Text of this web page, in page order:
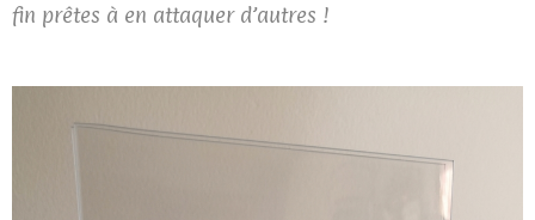
fin prêtes à en attaquer d’autres !